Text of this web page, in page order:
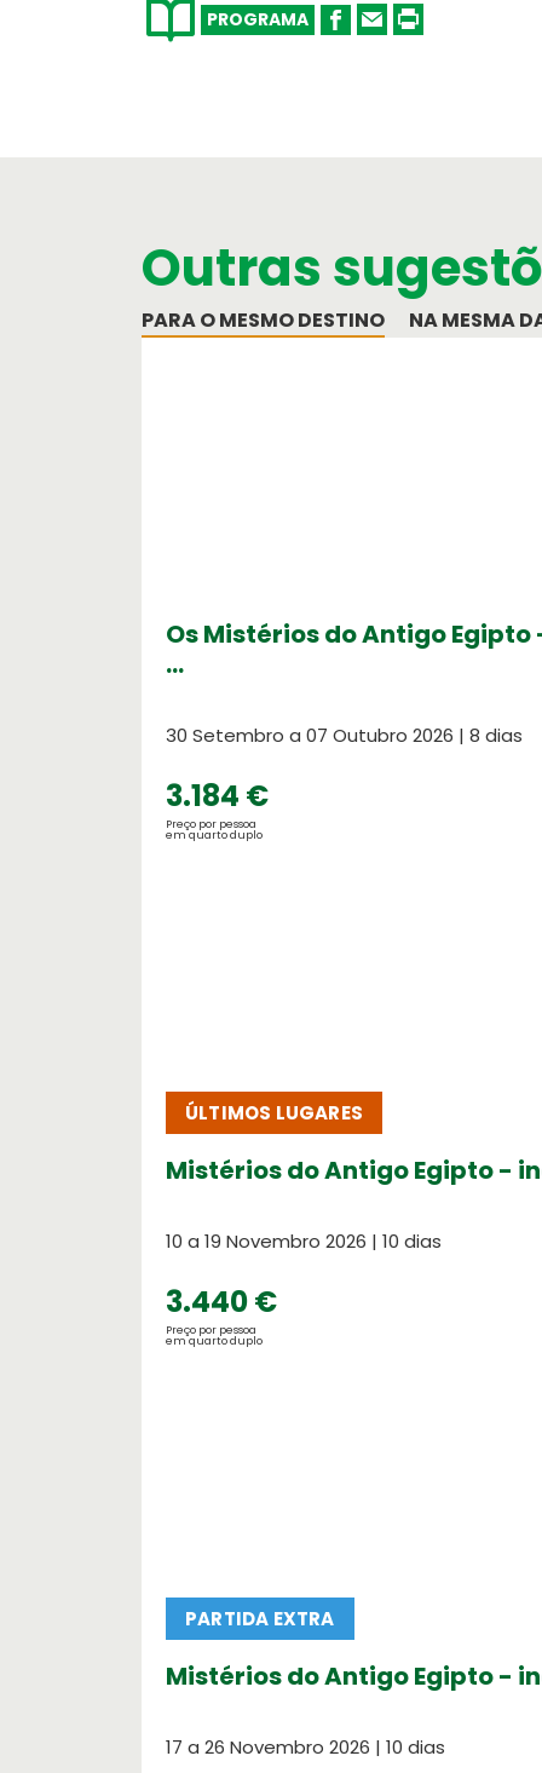
Formulário de pagamento por
Serviços OASIS
Razões para escolher OASIS
PROGRAMA
Outras
PARA O MESMO DESTINO NA MESMA
Os Mistérios do Antigo
…
30 Setembro a 07 Outubro 2026 | 8 dias
3.184 €
Preço por pessoa
em quarto duplo
ÚLTIMOS LUGARES
Mistérios do Antigo Egipto -
10 a 19 Novembro 2026 | 10 dias
3.440 €
Preço por pessoa
em quarto duplo
PARTIDA EXTRA
Mistérios do Antigo Egipto -
17 a 26 Novembro 2026 | 10 dias